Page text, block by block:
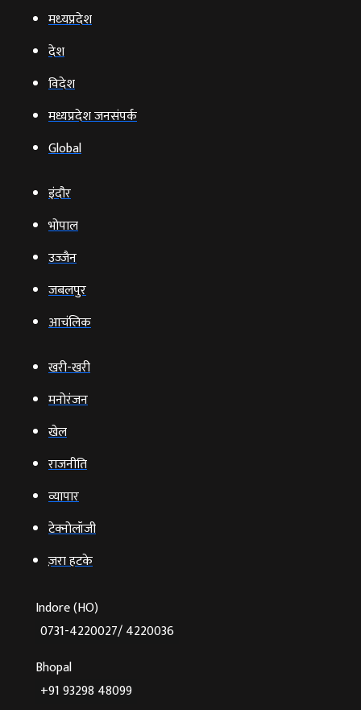
मध्‍यप्रदेश
देश
विदेश
मध्यप्रदेश जनसंपर्क
Global
इंदौर
भोपाल
उज्‍जैन
जबलपुर
आचंलिक
खरी-खरी
मनोरंजन
खेल
राजनीति
व्‍यापार
टेक्‍नोलॉजी
ज़रा हटके
Indore (HO)
0731-4220027/ 4220036
Bhopal
+91 93298 48099